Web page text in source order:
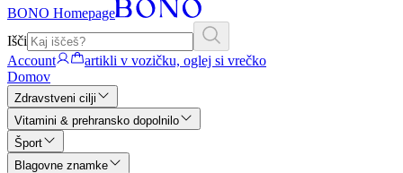
BONO Homepage
Išči
Account
artikli v vozičku, oglej si vrečko
Domov
Zdravstveni cilji
Vitamini & prehransko dopolnilo
Šport
Blagovne znamke